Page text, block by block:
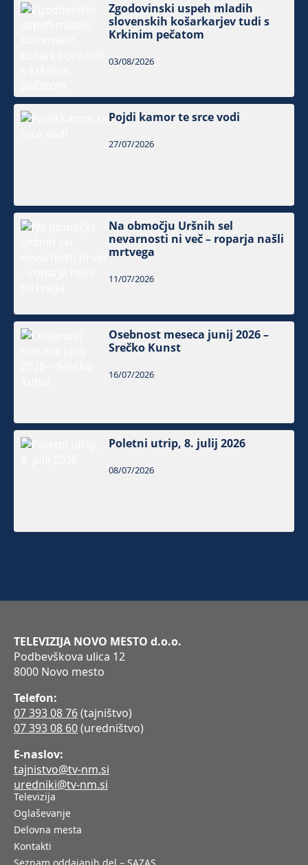
Zgodovinski uspeh mladih
slovenskih košarkarjev tudi s
Krkinim pečatom
03/08/2026
Pojdi kamor te srce vodi
27/07/2026
Na območju Uršnih sel
nevarnosti ni več – roparja našli
mrtvega
11/07/2026
Osebnost meseca junij 2026 –
Srečko Kunst
16/07/2026
Poletni utrip, 8. julij 2026
08/07/2026
TELEVIZIJA NOVO MESTO d.o.o.
Podbevškova ulica 12
8000 Novo mesto
Telefon:
07 393 08 76(tajništvo)
07 393 08 60(uredništvo)
E-naslov:
tajnistvo@tv-nm.si
uredniki@tv-nm.si
Televizija
Oglaševanje
Delovna mesta
Kontakti